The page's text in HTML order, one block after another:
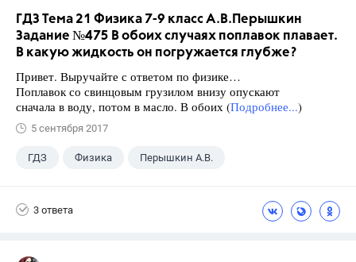
ГДЗ Тема 21 Физика 7-9 класс А.В.Перышкин
Задание №475 В обоих случаях поплавок плавает.
В какую жидкость он погружается глубже?
Привет. Выручайте с ответом по физике…
Поплавок со свинцовым грузилом внизу опускают
сначала в воду, потом в масло. В обоих (Подробнее...)
5 сентября 2017
ГДЗ Физика Перышкин А.В.
3 ответа